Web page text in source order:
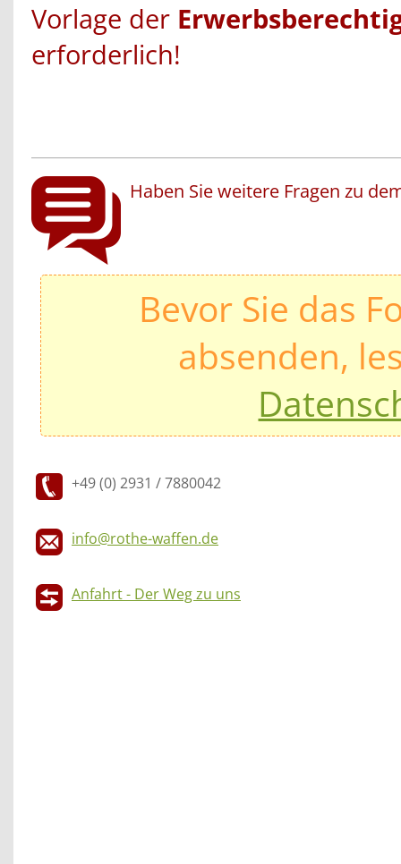
Vorlage der
erforderlich!
Haben Sie weitere Fragen zu
Bevor Sie das
absenden,
+49 (0) 2931 / 7880042
info@rothe-waffen.de
Anfahrt - Der Weg zu uns